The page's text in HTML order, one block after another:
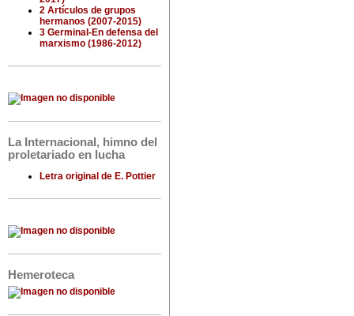
2 Artículos de grupos
hermanos (2007-2015)
3 Germinal-En defensa del
marxismo (1986-2012)
La Internacional, himno del
proletariado en lucha
Letra original de E. Pottier
Hemeroteca